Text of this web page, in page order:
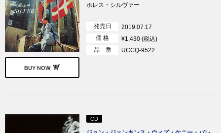
BUY NOW
ホレス・シルヴァー
発売日
2019.07.17
価 格
¥1,430 (税込)
品 番
UCCQ-9522
CD